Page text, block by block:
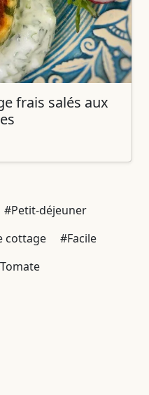
frais salés aux
#Petit-déjeuner
cottage
#Facile